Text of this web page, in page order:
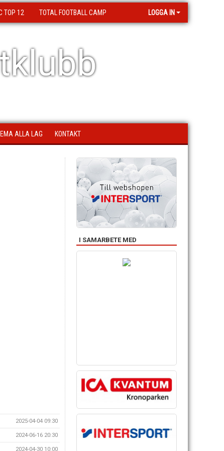
TOP 12 TOTAL FOOTBALL CAMP LOGGA IN
ALLA LAG KONTAKT
2025-04-04 09:30
2024-06-16 20:30
2024-04-30 10:00
I SAMARBETE MED